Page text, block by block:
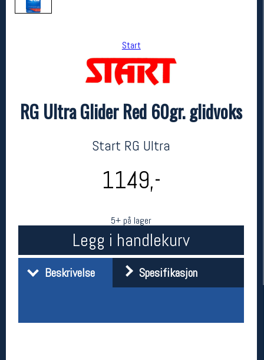
Start
RG Ultra Glider Red 60gr. glidvoks
Start RG Ultra
1149,-
5+ på lager
Legg i handlekurv
Beskrivelse Spesifikasjon
Start
RG Ultra Glider Red 60gr. glidvoks
kr 1149